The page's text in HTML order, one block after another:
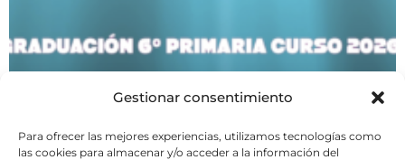
Gestionar consentimiento
Para ofrecer las mejores experiencias, utilizamos tecnologías como
las cookies para almacenar y/o acceder a la información del